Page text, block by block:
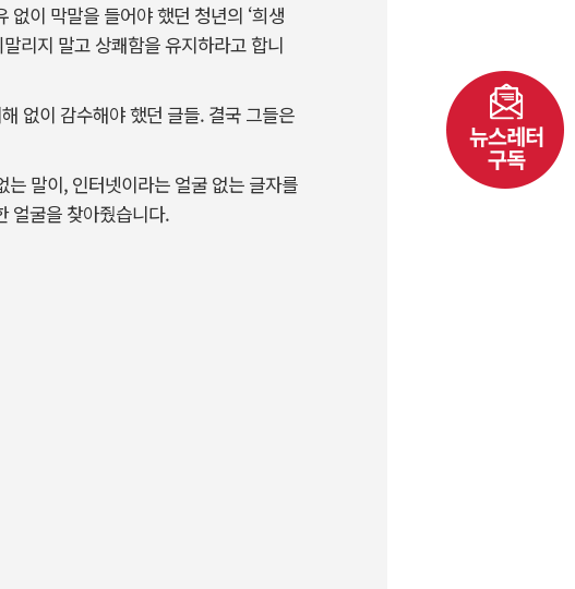
이 막말을 들어야 했던 청년의 ‘희생
리지 말고 상쾌함을 유지하라고 합니
없이 감수해야 했던 글들. 결국 그들은
말이, 인터넷이라는 얼굴 없는 글자를
얼굴을 찾아줬습니다.